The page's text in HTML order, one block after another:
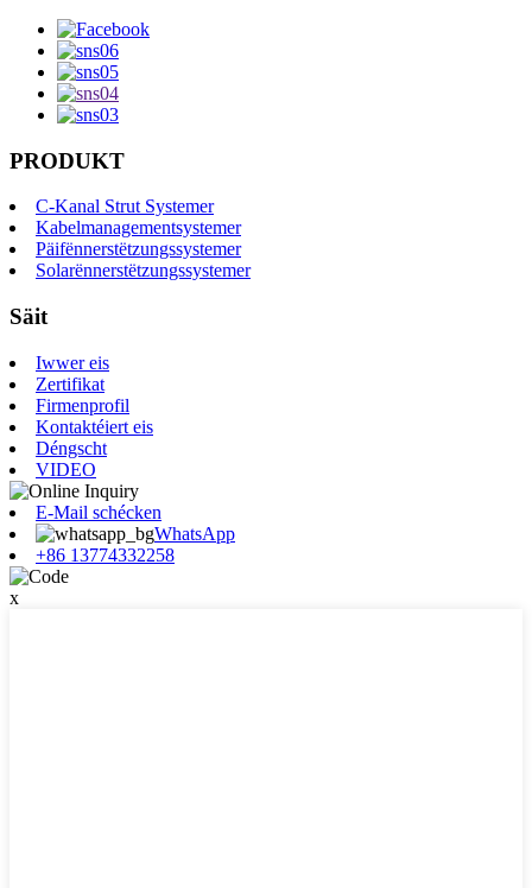
PRODUKT
C-Kanal Strut Systemer
Kabelmanagementsystemer
Päifënnerstëtzungssystemer
Solarënnerstëtzungssystemer
Säit
Iwwer eis
Zertifikat
Firmenprofil
Kontaktéiert eis
Déngscht
VIDEO
E-Mail schécken
WhatsApp
+86 13774332258
x